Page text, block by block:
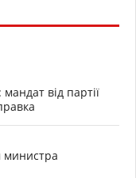
від партії
министра